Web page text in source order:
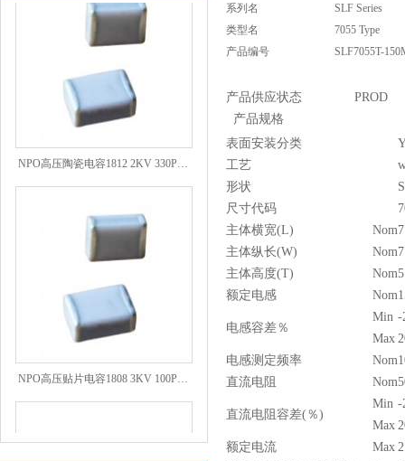
系列名
SLF Series
类型名
7055 Type
产品编号
SLF7055T-
产品供应状态
PROD
产品规格
表面安装分类
工艺
形状
尺寸代码
主体横宽(L)
Nom
主体纵长(W)
Nom
主体高度(T)
Nom
额定电感
Nom
电感容差％
Min -
Max
电感测定频率
Nom
直流电阻
Nom
直流电阻容差(％)
Min -
Max
额定电流
Max